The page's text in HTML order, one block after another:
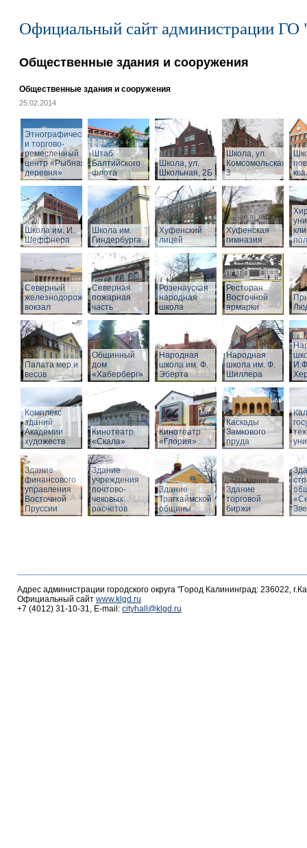
Официальный сайт администрации ГО
Общественные здания и сооружения
Общественные здания и сооружения
25.02.2014
Этнографический
и торгово-
ремесленный
центр «Рыбная
деревня»
Штаб
Балтийского
флота
Школа, ул.
Школьная, 2Б
Школа, ул.
Комсомольская,
3
Школа им. И.
Шеффнера
Школа им.
Гиндербурга
Хуфенский
лицей
Хуфенская
гимназия
Северный
железнодорожный
вокзал
Северная
пожарная
часть
Розенауская
народная
школа
Ресторан
Восточной
ярмарки
Палата мер и
весов
Общинный
дом
«Хаберберг»
Народная
школа им. Ф.
Эберта
Народная
школа им. Ф.
Шиллера
Комплекс
зданий
Академии
художеств
Кинотеатр
«Скала»
Кинотеатр
«Глория»
Каскады
Замкового
пруда
Здание
финансового
управления
Восточной
Пруссии
Здание
учреждения
почтово-
чековых
расчетов
Здание
Трагхаймской
общины
Здание
торговой
биржи
Адрес администрации городского округа "Город Калининград: 236022,
Официальный сайт www.klgd.ru
+7 (4012) 31-10-31, E-mail: cityhall@klgd.ru